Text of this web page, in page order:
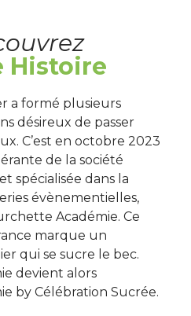
Histoire
a formé plusieurs
désireux de passer
C’est en octobre 2023
de la société
spécialisée dans la
évènementielles,
Académie. Ce
marque un
qui se sucre le bec.
devient alors
by Célébration Sucrée.